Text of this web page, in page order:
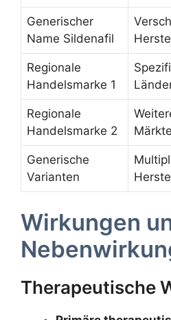
Generischer
Name Sildenafil
Regionale
Handelsmarke 1
Regionale
Handelsmarke 2
Märkte
Generische
Varianten
Wirkungen
Therapeutische